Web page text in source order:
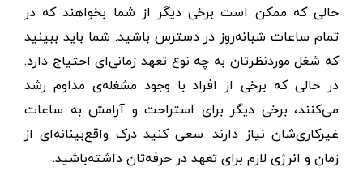
حالی که ممکن است برخی دیگر از شما بخواهند که در
تمام ساعات شبانه‌روز در دسترس باشید. شما باید ببینید
که شغل موردنظرتان به چه نوع تعهد زمانی‌ای احتیاج دارد.
در حالی که برخی از افراد با وجود مشغله‌ی مداوم رشد
می‌کنند، برخی دیگر برای استراحت و آرامش به ساعات
غیرکاری‌شان نیاز دارند. سعی کنید درک واقع‌بینانه‌ای از
زمان و انرژی لازم برای تعهد در حرفه‌‌تان داشته‌باشید.